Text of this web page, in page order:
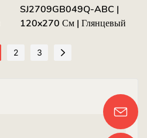
SJ2709GB049Q-ABC |
120x270 См | Глянцевый
2 3